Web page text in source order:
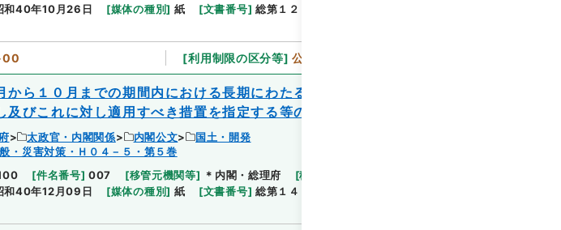
和40年10月26日 [媒体の種別] 紙 [文書番号] 総第１２７号
00 [利用制限の区分等] 公開
から１０月までの期間内における長期にわたる低温による災害を激甚災
及びこれに対し適用すべき措置を指定する等の政令
太政官・内閣関係 内閣公文
国土・開発
・災害対策・Ｈ０４－５・第５巻
[件名番号] 007 [移管元機関等] ＊内閣・総理府 [移管等年度
和40年12月09日 [媒体の種別] 紙 [文書番号] 総第１４６号